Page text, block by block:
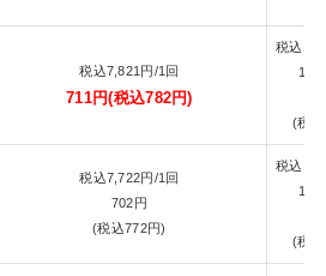
税込7,821 円/1回
711円(税込782円)
税込
1錠
(税込
税込7,722円/1回
702円
(税込772円)
税込
1錠
(税込